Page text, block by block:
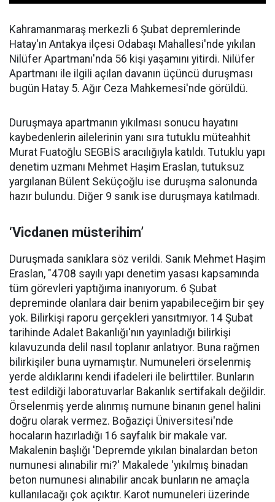
Kahramanmaraş merkezli 6 Şubat depremlerinde
Hatay'ın Antakya ilçesi Odabaşı Mahallesi'nde yıkılan
Nilüfer Apartmanı'nda 56 kişi yaşamını yitirdi. Nilüfer
Apartmanı ile ilgili açılan davanın üçüncü duruşması
bugün Hatay 5. Ağır Ceza Mahkemesi'nde görüldü.
Duruşmaya apartmanın yıkılması sonucu hayatını
kaybedenlerin ailelerinin yanı sıra tutuklu müteahhit
Murat Fuatoğlu SEGBİS aracılığıyla katıldı. Tutuklu yapı
denetim uzmanı Mehmet Haşim Eraslan, tutuksuz
yargılanan Bülent Seküçoğlu ise duruşma salonunda
hazır bulundu. Diğer 9 sanık ise duruşmaya katılmadı.
‘Vicdanen müsterihim’
Duruşmada sanıklara söz verildi. Sanık Mehmet Haşim
Eraslan, "4708 sayılı yapı denetim yasası kapsamında
tüm görevleri yaptığıma inanıyorum. 6 Şubat
depreminde olanlara dair benim yapabileceğim bir şey
yok. Bilirkişi raporu gerçekleri yansıtmıyor. 14 Şubat
tarihinde Adalet Bakanlığı'nın yayınladığı bilirkişi
kılavuzunda delil nasıl toplanır anlatıyor. Buna rağmen
bilirkişiler buna uymamıştır. Numuneleri örselenmiş
yerde aldıklarını kendi ifadeleri ile belirttiler. Bunların
test edildiği laboratuvarlar Bakanlık sertifakalı değildir.
Örselenmiş yerde alınmış numune binanın genel halini
doğru olarak vermez. Boğaziçi Üniversitesi'nde
hocaların hazırladığı 16 sayfalık bir makale var.
Makalenin başlığı 'Depremde yıkılan binalardan beton
numunesi alınabilir mi?' Makalede 'yıkılmış binadan
beton numunesi alınabilir ancak bunların ne amaçla
kullanılacağı çok açıktır. Karot numuneleri üzerinde